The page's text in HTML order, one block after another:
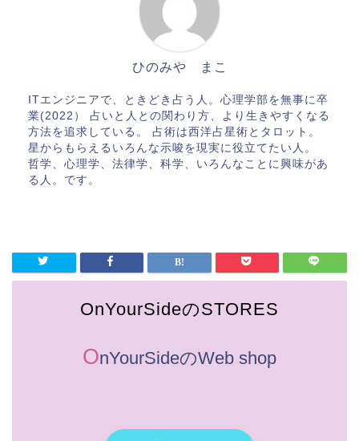
ひのみや まこ
ITエンジニアで、ときどき占う人。心理学部を無事に卒
業(2022） 占いと人との関わり方、より生きやすくなる
方法を追求している。 占術は西洋占星術とタロット。
星からもらえるいろんな示唆を現実に役立てたい人。
哲学、心理学、法律学、科学、いろんなことに興味があ
る人。です。
OnYourSideのSTORES
OnYourSideのWeb shop